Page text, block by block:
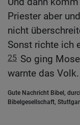
Priester aber
nicht
Sonst richte ich
25 So ging
warnte das Volk.
Gute Nachricht Bibel,
Bibelgesellschaft,